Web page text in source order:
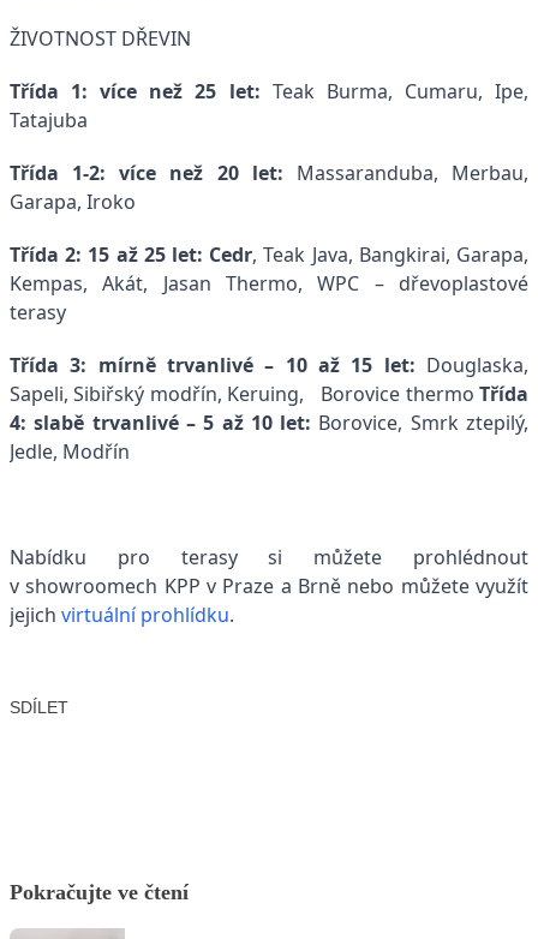
ŽIVOTNOST DŘEVIN
Třída 1: více než 25 let: Teak Burma, Cumaru, Ipe,
Tatajuba
Třída 1-2: více než 20 let: Massaranduba, Merbau,
Garapa, Iroko
Třída 2: 15 až 25 let: Cedr, Teak Java, Bangkirai, Garapa,
Kempas, Akát, Jasan Thermo, WPC – dřevoplastové
terasy
Třída 3: mírně trvanlivé – 10 až 15 let: Douglaska,
Sapeli, Sibiřský modřín, Keruing, Borovice thermo Třída
4: slabě trvanlivé – 5 až 10 let: Borovice, Smrk ztepilý,
Jedle, Modřín
Nabídku pro terasy si můžete prohlédnout
v showroomech KPP v Praze a Brně nebo můžete využít
jejich virtuální prohlídku.
SDÍLET
Pokračujte ve čtení